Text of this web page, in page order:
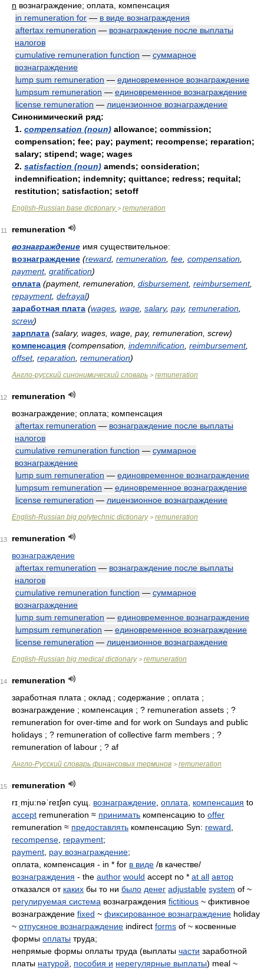
n вознаграждение; оплата, компенсация
in remuneration for — в виде вознаграждения
aftertax remuneration — вознаграждение после выплаты
налогов
cumulative remuneration function — суммарное
вознаграждение
lump sum remuneration — единовременное вознаграждение
lumpsum remuneration — единовременное вознаграждение
license remuneration — лицензионное вознаграждение
Синонимический ряд:
1. compensation (noun) allowance; commission;
compensation; fee; pay; payment; recompense; reparation;
salary; stipend; wage; wages
2. satisfaction (noun) amends; consideration;
indemnification; indemnity; quittance; redress; requital;
restitution; satisfaction; setoff
English-Russian base dictionary> remuneration
11
remuneration
вознаграждение имя существительное:
вознаграждение (reward remuneration fee compensation
payment, gratification)
оплата (payment, remuneration, disbursement, reimbursement,
repayment, defrayal)
заработная плата (wages wage salary, pay, remuneration
screw)
зарплата (salary, wages, wage, pay, remuneration, screw)
компенсация (compensation, indemnification reimbursement,
offset, reparation remuneration)
Англо-русский синонимический словарь > remuneration
12
remuneration
вознаграждение; оплата; компенсация
aftertax remuneration — вознаграждение после выплаты
налогов
cumulative remuneration function — суммарное
вознаграждение
lump sum remuneration — единовременное вознаграждение
lumpsum remuneration — единовременное вознаграждение
license remuneration — лицензионное вознаграждение
English-Russian big polytechnic dictionary> remuneration
13
remuneration
вознаграждение
aftertax remuneration — вознаграждение после выплаты
налогов
cumulative remuneration function — суммарное
вознаграждение
lump sum remuneration — единовременное вознаграждение
lumpsum remuneration — единовременное вознаграждение
license remuneration — лицензионное вознаграждение
English-Russian big medical dictionary> remuneration
14
remuneration
заработная плата ; оклад ; содержание ; оплата ;
вознаграждение ; компенсация ; ? remuneration assets ; ?
remuneration for over-time and for work on Sundays and public
holidays ; ? remuneration of collective farm members ; ?
remuneration of labour ; ? af
Англо-Русский словарь финансовых терминов > remuneration
15
remuneration
rɪˌmju:nəˈreɪʃən сущ. вознаграждение оплата компенсация to
accept remuneration ≈ принимать компенсацию to offer
remuneration ≈ предоставлять компенсацию Syn: reward
recompense repayment;
payment pay вознаграждение;
оплата, компенсация - in * for в виде /в качестве/
вознаграждения - the author would accept no * at all автор
отказался от каких бы то ни было денег adjustable system of ~
регулируемая система вознаграждения fictitious ~ фиктивное
вознаграждение fixed ~ фиксированное вознаграждение holiday
~ отпускное вознаграждение indirect forms of ~ косвенные
формы оплаты труда;
непрямые формы оплаты труда (выплаты части заработной
платы натурой пособия и нерегулярные выплаты) meal ~